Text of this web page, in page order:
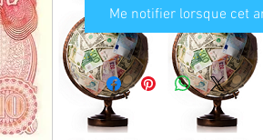
Me notifier lorsque cet